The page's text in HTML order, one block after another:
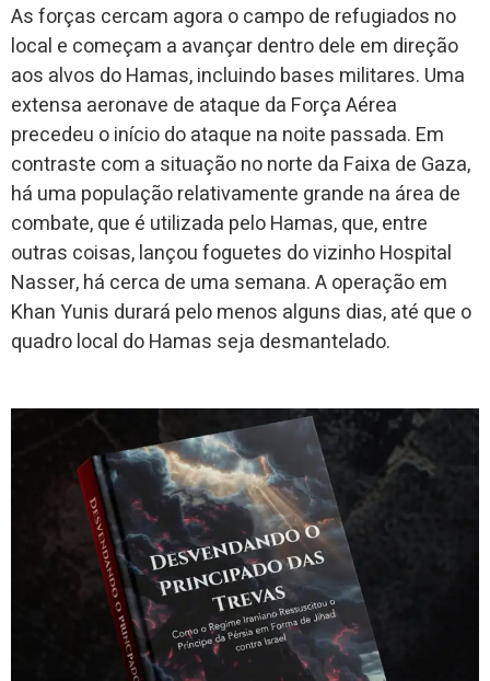
As forças cercam agora o campo de refugiados no
local e começam a avançar dentro dele em direção
aos alvos do Hamas, incluindo bases militares. Uma
extensa aeronave de ataque da Força Aérea
precedeu o início do ataque na noite passada. Em
contraste com a situação no norte da Faixa de Gaza,
há uma população relativamente grande na área de
combate, que é utilizada pelo Hamas, que, entre
outras coisas, lançou foguetes do vizinho Hospital
Nasser, há cerca de uma semana. A operação em
Khan Yunis durará pelo menos alguns dias, até que o
quadro local do Hamas seja desmantelado.